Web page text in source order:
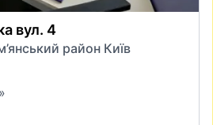
вул. 4
район Київ